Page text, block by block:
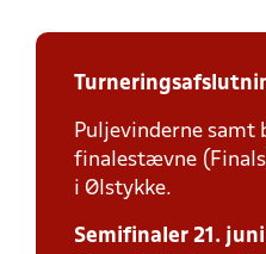
Puljevinderne samt
finalestævne
i Ølstykke.
Semifinaler 21.